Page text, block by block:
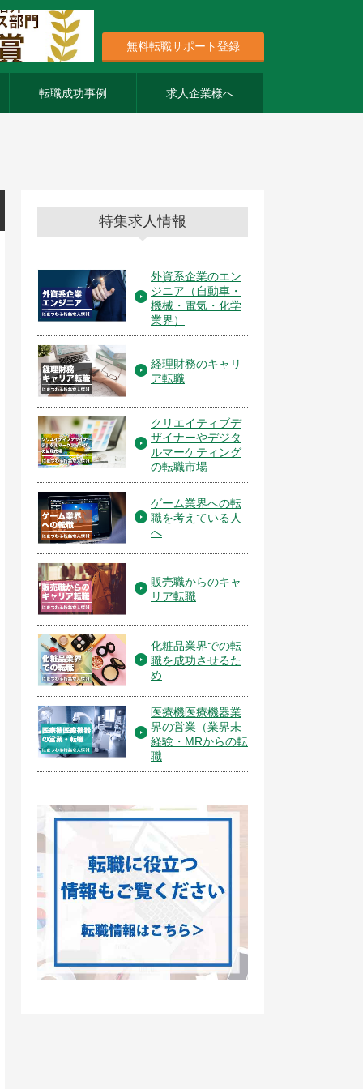
無料転職サポート登録
転職成功事例 求人企業様へ
特集求人情報
外資系企業のエン
ジニア（自動車・
機械・電気・化学
業界）
経理財務のキャリ
ア転職
クリエイティブデ
ザイナーやデジタ
ルマーケティング
の転職市場
ゲーム業界への転
職を考えている人
へ
販売職からのキャ
リア転職
化粧品業界での転
職を成功させるた
め
医療機医療機器業
界の営業（業界未
経験・MRからの転
職